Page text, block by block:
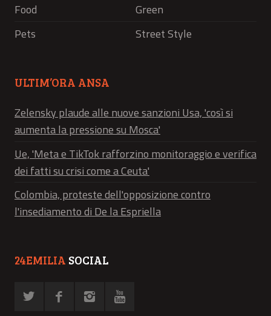
Food
Green
Pets
Street Style
ULTIM’ORA ANSA
Zelensky plaude alle nuove sanzioni Usa, 'così si
aumenta la pressione su Mosca'
Ue, 'Meta e TikTok rafforzino monitoraggio e verifica
dei fatti su crisi come a Ceuta'
Colombia, proteste dell'opposizione contro
l'insediamento di De la Espriella
24EMILIA SOCIAL